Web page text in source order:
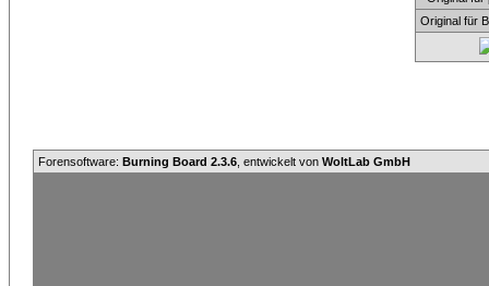
Original für
Forensoftware: Burning Board 2.3.6 , entwickelt von WoltLab GmbH